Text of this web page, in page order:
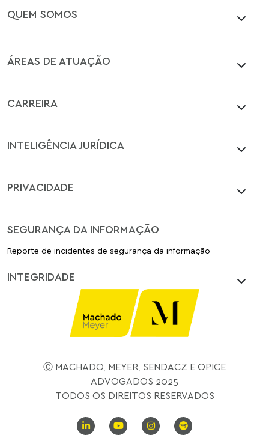
QUEM SOMOS
ÁREAS DE ATUAÇÃO
CARREIRA
INTELIGÊNCIA JURÍDICA
PRIVACIDADE
SEGURANÇA DA INFORMAÇÃO
Reporte de incidentes de segurança da informação
INTEGRIDADE
Ⓒ MACHADO, MEYER, SENDACZ E OPICE
ADVOGADOS 2025
TODOS OS DIREITOS RESERVADOS